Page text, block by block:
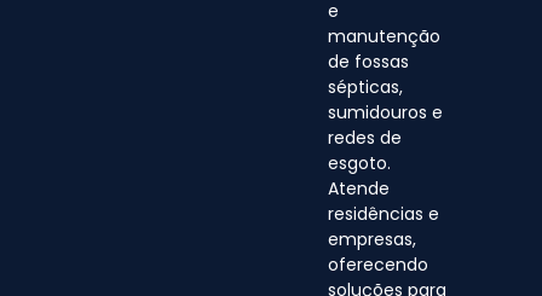
e
manutenção
de fossas
sépticas,
sumidouros e
redes de
esgoto.
Atende
residências e
empresas,
oferecendo
soluções para